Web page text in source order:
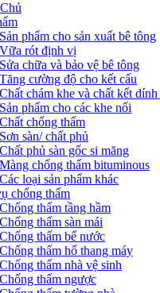
Sản phẩm cho sản xuất bê tông
Vữa rót định vị
Sửa chữa và bảo vệ bê tông
Tăng cường độ cho kết cấu
Chất chám khe và chất kết
Sản phẩm cho các khe nối
Chất chống thấm
Sơn sàn/ chất phủ
Chất phủ sàn gốc si măng
Màng chống thấm bituminous
Các loại sản phẩm khác
chống thấm
Chống thấm tầng hầm
Chống thấm sàn mái
Chống thấm bể nước
Chống thấm hố thang máy
Chống thấm nhà vệ sinh
Chống thấm ngược